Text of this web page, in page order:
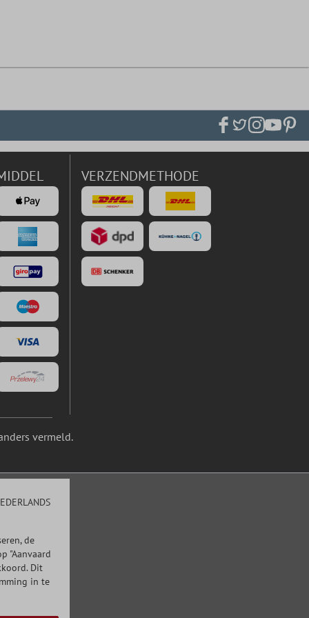
VERZENDMETHODE
vermeld.
de
"Aanvaard
Dit
in te